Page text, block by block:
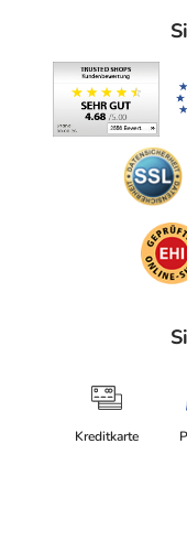
Georg-Kalb-Str. 5-8
82049 Pullach im
elektronische
arzneimittel.com
Angaben gem. EU-
PDF des
Kreditkarte